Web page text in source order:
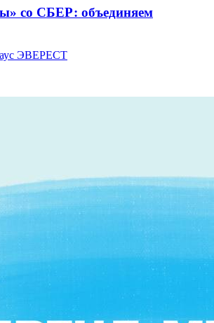
со СБЕР: объединяем
ЭВЕРЕСТ